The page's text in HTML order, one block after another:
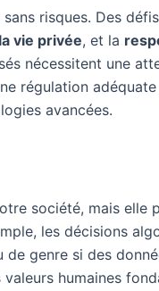
risques. Des
vie privée, et la
nécessitent une
régulation
avancées.
société, mais elle
les décisions
de genre si des
humaines